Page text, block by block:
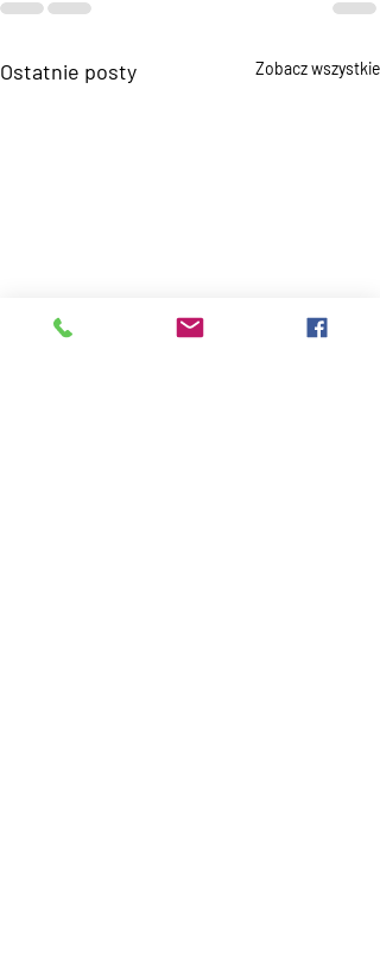
Ostatnie posty Zobacz wszystkie